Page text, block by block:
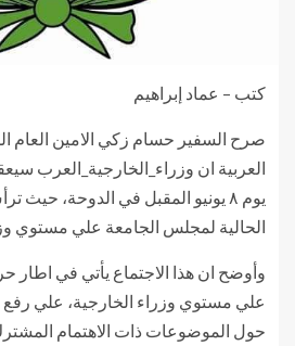
كتب – عماد إبراهيم
صرح السفير حسام زكي الامين العام
العربية ان وزراء_الخارجية_العرب
يوم ٨ يونيو المقبل في الدوحة،
الحالية لمجلس الجامعة علي مستوي
وأوضح ان هذا الاجتماع يأتي في
علي مستوي وزراء الخارجية، علي رفع
حول الموضوعات ذات الاهتمام